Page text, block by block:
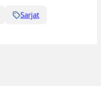
Sarjat